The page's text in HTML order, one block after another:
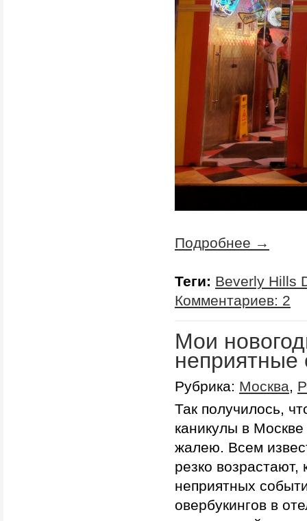
Подробнее →
Теги: Beverly Hills
Комментариев: 2
Мои
Рубрика: Москва,
Так получилось,
каникулы в
жалею. Всем
резко возрастают,
неприятных
овербукингов в